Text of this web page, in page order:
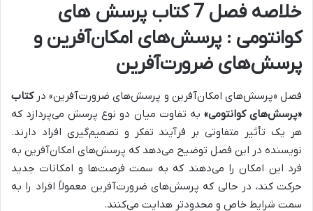
خلاصه فصل 7 کتاب پرسش های
کوانتومی : پرسش‌های امکان‌آفرین و
پرسش‌های ضرورت‌آفرین
فصل «پرسش‌های امکان‌آفرین و پرسش‌های ضرورت‌آفرین» درکتاب
«پرسش‌های کوانتومی» به تفاوت میان دو نوع پرسش می‌پردازد که
هر یک تأثیر متفاوتی بر فرآیند تفکر و تصمیم‌گیری افراد دارند.
نویسنده در این فصل توضیح می‌دهد که پرسش‌های امکان‌آفرین به
فرد این امکان را می‌دهند که به سمت فرصت‌ها و امکانات جدید
حرکت کند، در حالی که پرسش‌های ضرورت‌آفرین معمولاً افراد را به
سمت شرایط خاص و محدودتر هدایت می‌کنند.